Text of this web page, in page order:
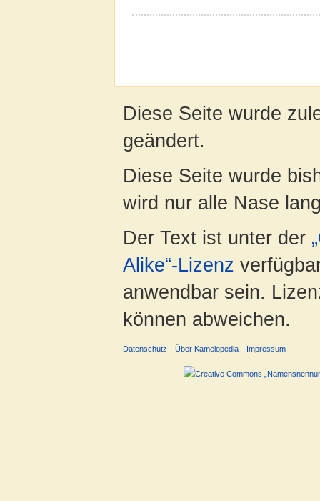
Diese Seite wurde
geändert.
Diese Seite wurde
wird nur alle Nase
Der Text ist unter der
Alike“-Lizenz
anwendbar sein.
können abweichen.
Datenschutz Über Kamelopedia Impressum